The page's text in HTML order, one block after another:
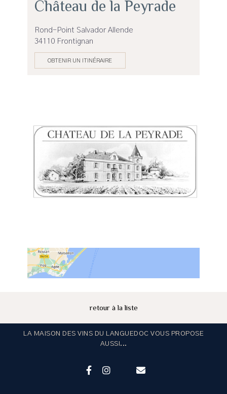
Château de la Peyrade
Rond-Point Salvador Allende
34110 Frontignan
OBTENIR UN ITINÉRAIRE
retour à la liste
LA MAISON DES VINS DU LANGUEDOC VOUS PROPOSE
AUSSI...